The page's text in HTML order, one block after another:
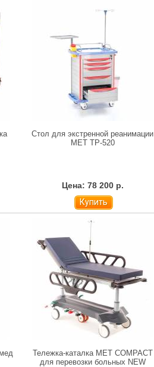
Стол для экстренной реанимации
МЕТ ТP-520
Цена: 78 200 р.
Купить
Тележка-каталка MET COMPACT
для перевозки больных NEW